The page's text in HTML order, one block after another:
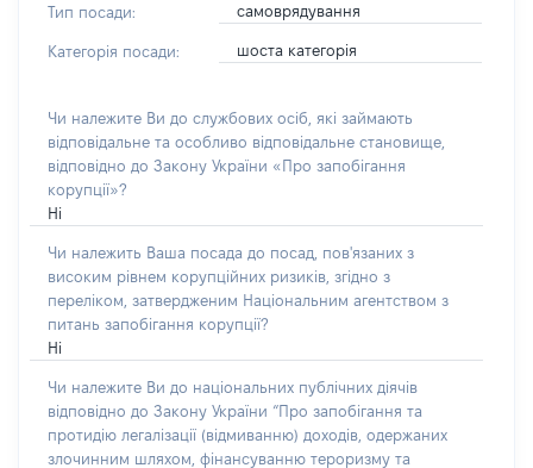
Тип посади: самоврядування
Категорія посади: шоста категорія
Чи належите Ви до службових осіб, які займають
відповідальне та особливо відповідальне становище,
відповідно до Закону України «Про запобігання
корупції»?
Ні
Чи належить Ваша посада до посад, пов'язаних з
високим рівнем корупційних ризиків, згідно з
переліком, затвердженим Національним агентством з
питань запобігання корупції?
Ні
Чи належите Ви до національних публічних діячів
відповідно до Закону України “Про запобігання та
протидію легалізації (відмиванню) доходів, одержаних
злочинним шляхом, фінансуванню тероризму та